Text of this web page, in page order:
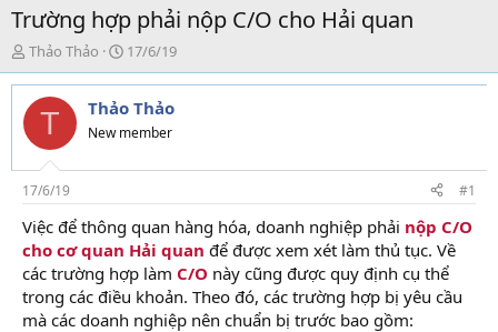
Trường hợp phải nộp C/O cho Hải quan
T
h
r
e
d
s
t
a
r
t
e
r
Thảo Thảo
N
g
à
y
g
i
17/6/19
T Thảo Thảo
New member
17/6/19 #1
Việc để thông quan hàng hóa, doanh nghiệp phải nộp C/O
cho cơ quan Hải quan để được xem xét làm thủ tục. Về
các trường hợp làm C/O này cũng được quy định cụ thể
trong các điều khoản. Theo đó, các trường hợp bị yêu cầu
mà các doanh nghiệp nên chuẩn bị trước bao gồm: